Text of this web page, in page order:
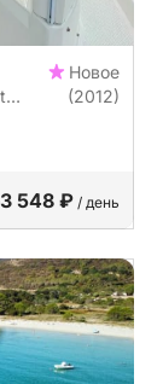
Новое
(2012)
548 ₽ / день